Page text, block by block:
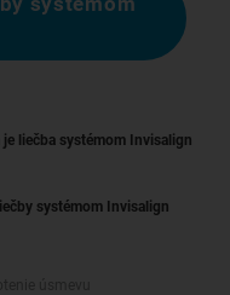
je liečba systémom Invisalign
systémom Invisalign